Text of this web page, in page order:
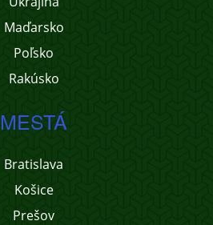
Maďarsko
Poľsko
Rakúsko
MESTÁ
Bratislava
Košice
Prešov